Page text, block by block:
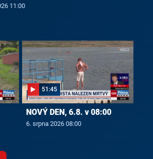
11:00
51:45
NOVÝ DEN, 6.8. v 08:00
6. srpna 2026 08:00